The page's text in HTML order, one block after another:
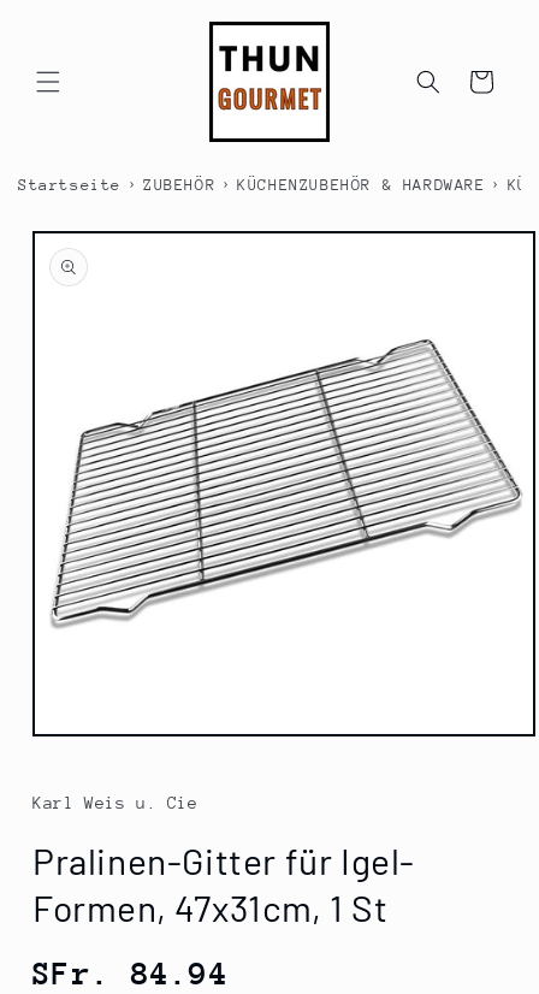
Warenkorb
Startseite › ZUBEHÖR › KÜCHENZUBEHÖR & HARDWARE ›
Medien
Modal
öffnen
Karl Weis u. Cie
Pralinen-Gitter für Igel-
Formen, 47x31cm, 1 St
Normaler
SFr. 84.94